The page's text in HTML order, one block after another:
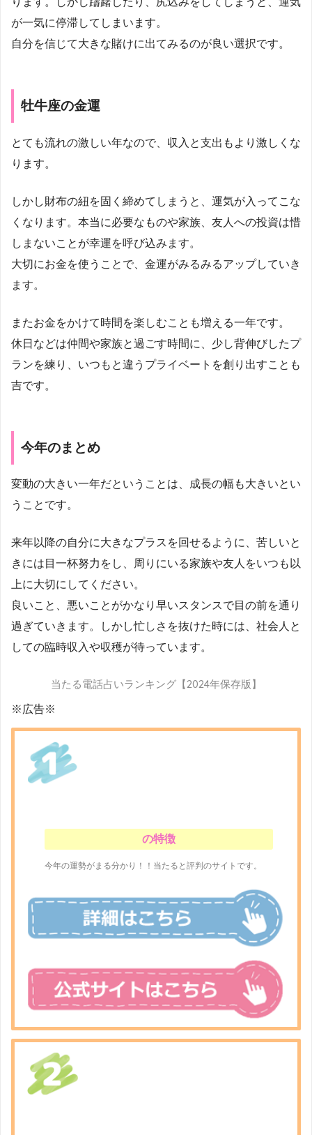
が一気に停滞してしまいます。
自分を信じて大きな賭けに出てみるのが良い選択です。
牡牛座の金運
とても流れの激しい年なので、収入と支出もより激しくな
ります。
しかし財布の紐を固く締めてしまうと、運気が入ってこな
くなります。本当に必要なものや家族、友人への投資は惜
しまないことが幸運を呼び込みます。
大切にお金を使うことで、金運がみるみるアップしていき
ます。
またお金をかけて時間を楽しむことも増える一年です。
休日などは仲間や家族と過ごす時間に、少し背伸びしたプ
ランを練り、いつもと違うプライベートを創り出すことも
吉です。
今年のまとめ
変動の大きい一年だということは、成長の幅も大きいとい
うことです。
来年以降の自分に大きなプラスを回せるように、苦しいと
きには目一杯努力をし、周りにいる家族や友人をいつも以
上に大切にしてください。
良いこと、悪いことがかなり早いスタンスで目の前を通り
過ぎていきます。しかし忙しさを抜けた時には、社会人と
しての臨時収入や収穫が待っています。
当たる電話占いランキング【2024年保存版】
※広告※
の特徴
今年の運勢がまる分かり！！当たると評判のサイトです。